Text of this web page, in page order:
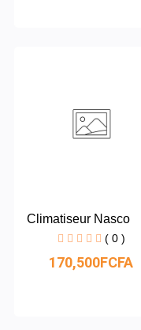
Climatiseur Nasco
( 0 )
170,500FCFA